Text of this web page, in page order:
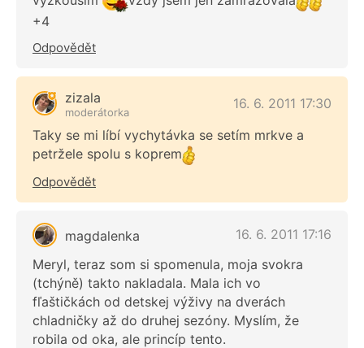
+4
Odpovědět
zizala
moderátorka
16. 6. 2011 17:30
Taky se mi líbí vychytávka se setím mrkve a
petržele spolu s koprem
Odpovědět
magdalenka
16. 6. 2011 17:16
Meryl, teraz som si spomenula, moja svokra
(tchýně) takto nakladala. Mala ich vo
fľaštičkách od detskej výživy na dverách
chladničky až do druhej sezóny. Myslím, že
robila od oka, ale princíp tento.